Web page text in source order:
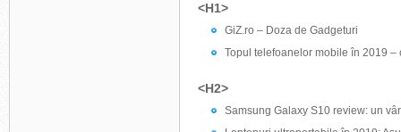
<H1>
GiZ.ro – Doza de Gadgeturi
Topul telefoanelor mobile în 2019
<H2>
Samsung Galaxy S10 review: un